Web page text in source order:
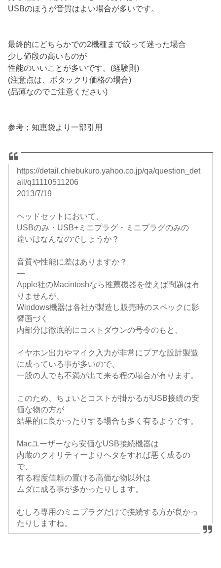
USBのほうが音質はよい場合が多いです。
最終的にどちらかでの2機種まで絞って迷った場合
少し値段の高いものが
性能のいいことが多いです。(経験則)
(注意点は、ボタックリ価格の場合)
(品薄なのでご注意ください)
参考；知恵袋より一部引用
https://detail.chiebukuro.yahoo.co.jp/qa/question_det
ail/q11110511206
2013/7/19
ヘッドセットにおいて、
USBのみ・USB+ミニプラグ・ミニプラグのみの
違いはなんなのでしょうか？
音質や性能に差はありますか？
—
Apple社のMacintoshなら推薦機器を使えば問題は有
りませんが、
Windows機器は各社が製造し販売時のスペックに影
響画づく
内部分は徹底的にコストダウンの号令のもと、
イヤホン出力やマイク入力が非常にプアな設計製造
に成っている事が多いので、
一般の人でも不満が出て来る程の場合が有ります。
このため、ちょいとコストが掛かるがUSB接続の安
価な物の方が
結果的に良かったりする場合も多く有るようです。
Macユーザーなら安価なUSB接続機器は
内蔵のクオリティーよりヘタをすれば悪く成るの
で、
有る程度信頼の置ける高価な物以外は
ムダに成る事が多かったりします。
むしろ専用のミニプラグだけで接続する方が良かっ
たりしますね。